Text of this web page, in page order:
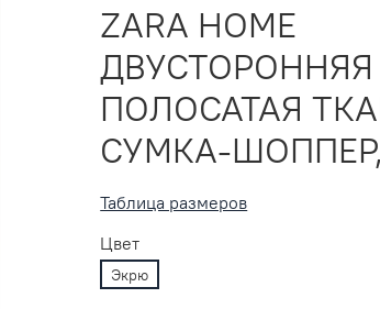
ZARA HOME
ДВУСТОРОННЯЯ
ПОЛОСАТАЯ
СУМКА-
Таблица размеров
Цвет
Экрю